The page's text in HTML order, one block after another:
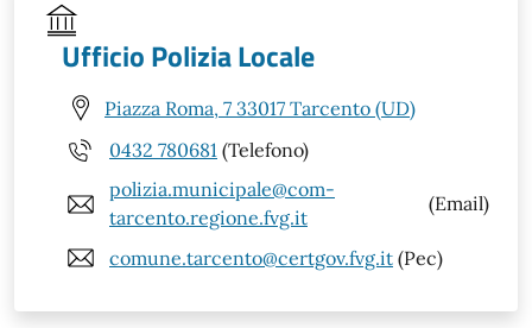
Ufficio Polizia Locale
Piazza Roma, 7 33017 Tarcento (UD)
0432 780681 (Telefono)
polizia.municipale@com-
tarcento.regione.fvg.it
(Email)
comune.tarcento@certgov.fvg.it (Pec)